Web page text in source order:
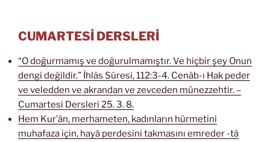
CUMARTESİ DERSLERİ
“O doğurmamış ve doğurulmamıştır. Ve hiçbir şey Onun
dengi değildir.” İhlâs Sûresi, 112:3-4. Cenâb-ı Hak peder
ve veledden ve akrandan ve zevceden münezzehtir. –
Cumartesi Dersleri 25. 3. 8.
Hem Kur’ân, merhameten, kadınların hürmetini
muhafaza için, hayâ perdesini takmasını emreder -tâ